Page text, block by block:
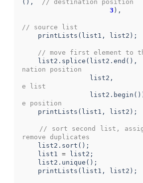
(),
// destination position
3 ),
// source list
printLists ( list1 , list2 );
// move first element to
list2 . splice ( list2 . end (),
nation position
list2 ,
e list
list2 . begin
e position
printLists ( list1 , list2 );
// sort second list,
remove duplicates
list2 . sort ();
list1
= list2 ;
list2 . unique ();
printLists ( list1 , list2 );